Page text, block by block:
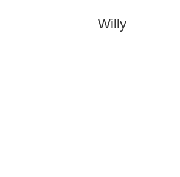
Willy